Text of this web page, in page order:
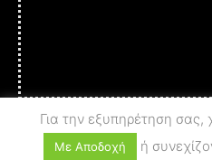
Για την εξυπηρέτηση σας,
Με Αποδοχή ή